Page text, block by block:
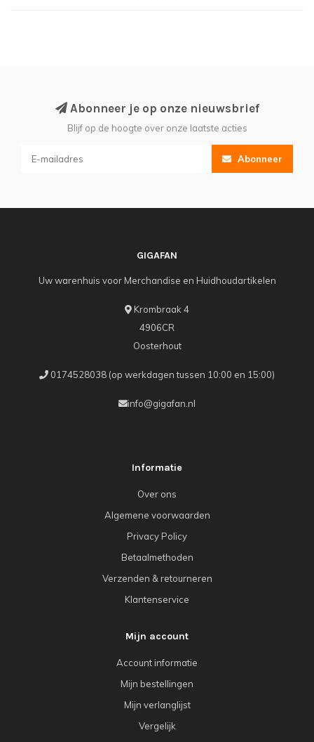
Abonneer je op onze nieuwsbrief
Blijf op de hoogte over onze laatste acties
Abonneer
GIGAFAN
Uw warenhuis voor Merchandise en Huidhoudartikelen
Krombraak 4
4906CR
Oosterhout
0174528038 (op werkdagen tussen 10:00 en 15:00)
info@gigafan.nl
Informatie
Over ons
Algemene voorwaarden
Privacy Policy
Betaalmethoden
Verzenden & retourneren
Klantenservice
Mijn account
Account informatie
Mijn bestellingen
Mijn verlanglijst
Vergelijk